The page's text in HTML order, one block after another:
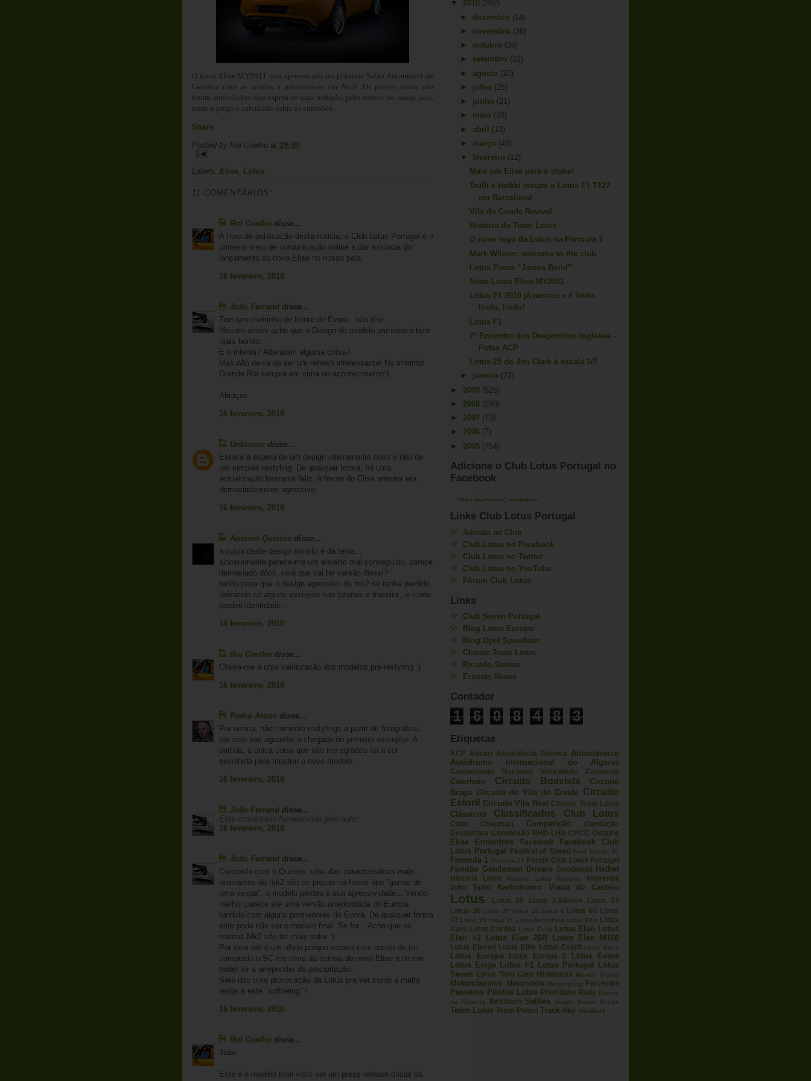
O novo Elise MY2011 será apresentado no próximo Salão Automóvel de
Genebra com as vendas a iniciarem-se em Abril. Os preços ainda não
foram anunciados mas espera-se uma redução, pelo menos no nosso país,
onde o preço é calculado sobre as emissões.
Share
Posted by Rui Coelho at 19:30
Labels: Elise Lotus
11 COMENTÁRIOS:
Rui Coelho disse...
À hora de publicação desta noticia, o Club Lotus Portugal é o
primeiro meio de comunicação online a dar a noticia do
lançamento do novo Elise no nosso país.
16 fevereiro, 2010
João Ferrand disse...
Tem um cheirinho de frente de Evora...não têm...
Mesmo assim acho que o Design do modelo primitivo é bem
mais bonito...
E o interior? Alteraram alguma coisa?
Mas não deixa de ser um refresh interessante! No mínimo!
Grande Rui sempre em cima do acontecimento:)
Abraços
16 fevereiro, 2010
Unknown disse...
Estava à espera de um design inteiramente novo e não de
um simples restyling. De qualquer forma, foi uma
actualização bastante feliz. A frente do Elise anterior era
demasiadamente agressiva.
16 fevereiro, 2010
António Queirós disse...
a culpa deste design amorfo é da tesla...
sinceramente parece-me um enxerto mal conseguido, parece
demasiado dócil, será que vai ter versão diesel?
tenho pena que o design agressivo do mk2 se tenha perdido,
deixando só alguns vestigios nas laterais e trazeira , o icone
perdeu identidade...
16 fevereiro, 2010
Rui Coelho disse...
Cheira-me a uma valorização dos modelos pré-restyling :)
16 fevereiro, 2010
Pedro Aroso disse...
Por norma, não comento restylings a partir de fotografias,
por isso vou aguardar a chegada do primeiro exemplar. À
partida, a única coisa que não me agradou foi a cor
escolhida para mostrar o novo modelo.
16 fevereiro, 2010
João Ferrand disse...
Este comentário foi removido pelo autor.
16 fevereiro, 2010
João Ferrand disse...
Concordo com o Queirós, uma das características mais
marcantes do mk2 são os piscas na frente tipo "garras de
uma vespa", o modelo perdeu a sua agressividade... Vendo
melhor parece até uma versão arredondada do Europa
fundido com alguns pormenores do Evora. De qualquer forma
este pode não ser o modelo final. Se for... Acho que os
nossos Mk2 vão ter mais valor :)
Por mim até é um alivio porque estava com receio de ter
comprado o SC em cima da estreia do novo Elise e de me
poder vir a arrepender da precipitação...
Será isto uma provocação da Lotus pra ver como a malta
reage a este "softneing"?
16 fevereiro, 2010
Rui Coelho disse...
João,
Este é o modelo final visto ser um press release oficial da
▼ 2010 (292)
► dezembro (14)
► novembro (36)
► outubro (36)
► setembro (22)
► agosto (10)
► julho (25)
► junho (21)
► maio (38)
► abril (13)
► março (43)
▼ fevereiro (12)
Mais um Elise para o clube!
Trulli e Heikki testam o Lotus F1 T127
em Barcelona!
Vila do Conde Revival
História do Team Lotus
O novo logo da Lotus na Fórmula 1
Mark Wilson: welcome to the club
Lotus Evora “James Bond”
Novo Lotus Elise MY2011
Lotus F1 2010 já nasceu e é lindo,
lindo, lindo!
Lotus F1
7º Encontro dos Desportivos Ingleses -
Fotos ACP
Lotus 25 do Jim Clark à escala 1/7
► janeiro (22)
► 2009 (526)
► 2008 (298)
► 2007 (73)
► 2006 (7)
► 2005 (754)
Adicione o Club Lotus Portugal no
Facebook
"Club Lotus Portugal" on Facebook
Links Club Lotus Portugal
Adesão ao Club
Club Lotus no Facebook
Club Lotus no Twitter
Club Lotus no YouTube
Fórum Club Lotus
Links
Club Seven Portugal
Blog Lotus Europa
Blog Opel Speedster
Classic Team Lotus
Ricardo Santos
Ernesto Neves
Contador
1 6 0 8 4 8 3
Etiquetas
ACP Ascari Assistência Técnica
Autoclássico
Autódromo Internacional do Algarve
Campeonato Nacional Velocidade Caramulo
Caterham Circuito Boavista
Circuito
Braga Circuito de Vila do Conde Circuito
Estoril
Circuito Vila Real Classic Team Lotus
Clássicos Classificados Club Lotus
Colin Chapman Competição
Condução
Desportiva Conversão RHD-LHD CPCC Detalhe
Elise Encontros Facebook
Facebook Club
Lotus Portugal
Festival of Speed Ford Escort TC
Formula 1 Formula 27 Forum Club Lotus Portugal
Fundão Gentleman Drivers Goodwood Hethel
Historia Lotus Historic Lotus Register
Imprensa
John Tipler
Kartodromo Viana do Castelo
Lotus Lotus 18 Lotus 2-Eleven
Lotus 23
Lotus 30 Lotus 47 Lotus 49 Lotus 6 Lotus 61
Lotus
72 Lotus 78 Lotus 91 Lotus Barcelona Lotus Bike Lotus
Cars Lotus Cortina Lotus Eclat Lotus Elan Lotus
Elan +2
Lotus Elan 26R Lotus Elan M100
Lotus Eleven Lotus Elite Lotus Esprit Lotus Etere
Lotus Europa Lotus Europa S
Lotus Evora
Lotus Exige Lotus F1 Lotus Portugal
Lotus
Seven
Lotus Twin Cam Miniaturas Montes Claros
Motorclassico Motorshow Nurburgring Parcerias
Passeios Pilotos Lotus Protótipos Rally Rampa
da Falperra
Restauro Salões Single Seater Series
Team Lotus Team Palma Track-day Westfield